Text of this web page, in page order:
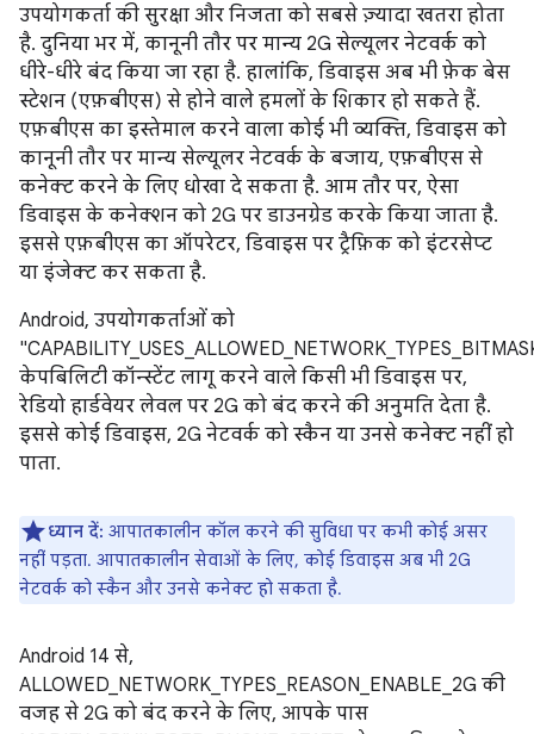
उपयोगकर्ता की सुरक्षा और निजता को सबसे ज़्यादा खतरा होता
है. दुनिया भर में, कानूनी तौर पर मान्य 2G सेल्यूलर नेटवर्क को
धीरे-धीरे बंद किया जा रहा है. हालांकि, डिवाइस अब भी फ़ेक बेस
स्टेशन (एफ़बीएस) से होने वाले हमलों के शिकार हो सकते हैं.
एफ़बीएस का इस्तेमाल करने वाला कोई भी व्यक्ति, डिवाइस को
कानूनी तौर पर मान्य सेल्यूलर नेटवर्क के बजाय, एफ़बीएस से
कनेक्ट करने के लिए धोखा दे सकता है. आम तौर पर, ऐसा
डिवाइस के कनेक्शन को 2G पर डाउनग्रेड करके किया जाता है.
इससे एफ़बीएस का ऑपरेटर, डिवाइस पर ट्रैफ़िक को इंटरसेप्ट
या इंजेक्ट कर सकता है.
Android, उपयोगकर्ताओं को
केपबिलिटी कॉन्स्टेंट लागू करने वाले किसी भी डिवाइस पर,
रेडियो हार्डवेयर लेवल पर 2G को बंद करने की अनुमति देता है.
इससे कोई डिवाइस, 2G नेटवर्क को स्कैन या उनसे कनेक्ट नहीं हो
पाता.
ध्यान दें: आपातकालीन कॉल करने की सुविधा पर कभी कोई असर
नहीं पड़ता. आपातकालीन सेवाओं के लिए, कोई डिवाइस अब भी 2G
नेटवर्क को स्कैन और उनसे कनेक्ट हो सकता है.
Android 14 से,
ALLOWED_NETWORK_TYPES_REASON_ENABLE_2G की
वजह से 2G को बंद करने के लिए, आपके पास